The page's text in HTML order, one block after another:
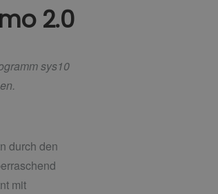
2.0
sys10
durch den
mit